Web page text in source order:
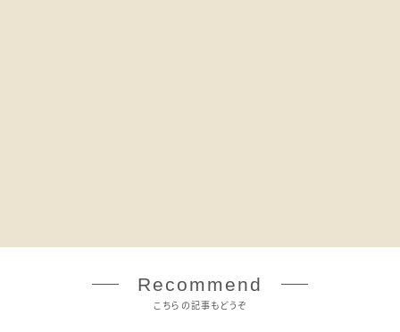
Recommend
こちらの記事もどうぞ